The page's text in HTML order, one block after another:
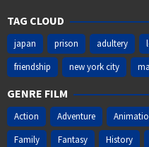
TAG CLOUD
japan prison adultery
friendship
new york city
GENRE FILM
Action Adventure
Family
Fantasy History